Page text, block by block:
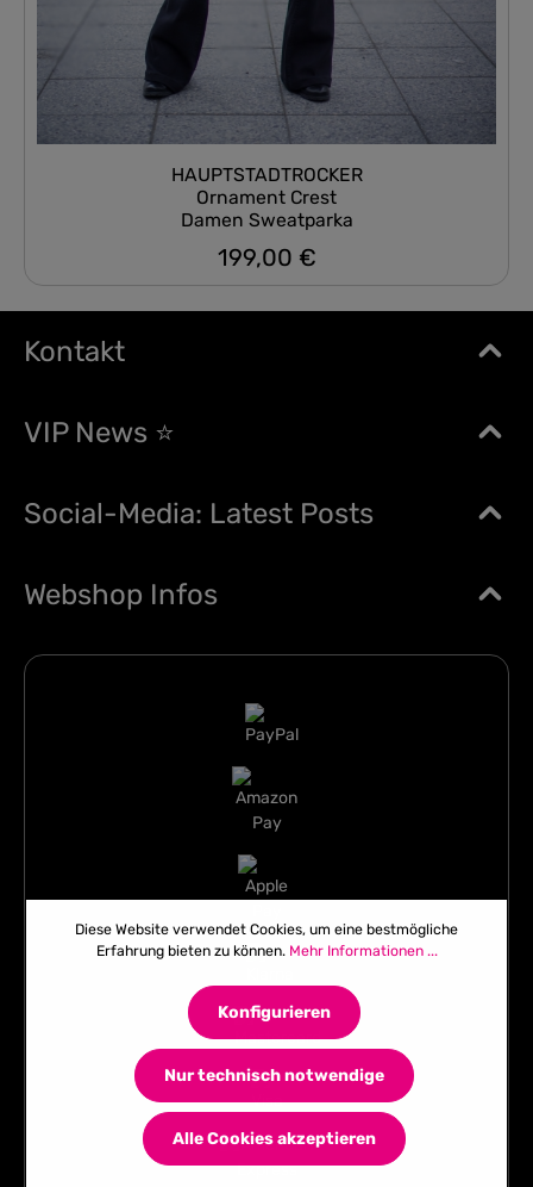
HAUPTSTADTROCKER
Ornament Crest
Damen Sweatparka
Regulärer Preis:
199,00 €
Kontakt
VIP News ⭐
Social-Media: Latest Posts
Webshop Infos
Diese Website verwendet Cookies, um eine bestmögliche
Erfahrung bieten zu können. Mehr Informationen ...
Nur technisch notwendige
Konfigurieren
Alle Cookies akzeptieren